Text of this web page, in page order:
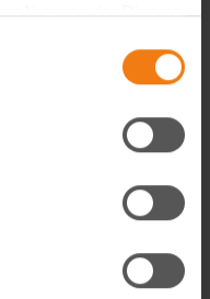
Nutzung der Dienste
Content. Kreativ,